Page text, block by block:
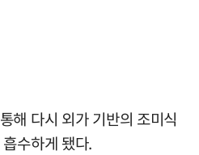
해 다시 외가 기반의 조미식
흡수하게 됐다.